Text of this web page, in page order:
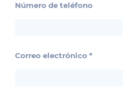
Número de teléfono
Correo electrónico